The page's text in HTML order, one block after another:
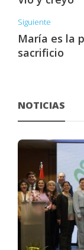
Siguiente
María es la
sacrificio
NOTICIAS